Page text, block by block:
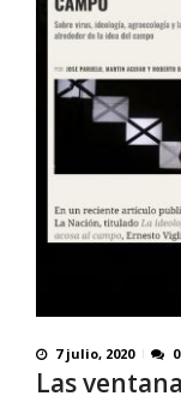
7 julio, 2020 0
Las